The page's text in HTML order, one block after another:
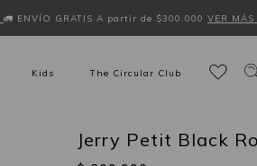
🚛 ENVÍO GRATIS A partir de $300.000 VER MÁS
Kids The Circular Club
Jerry Petit Black